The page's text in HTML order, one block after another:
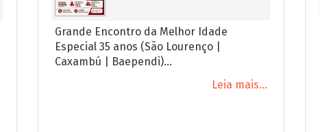
Grande Encontro da Melhor Idade
Especial 35 anos (São Lourenço |
Caxambú | Baependi)...
Leia mais...